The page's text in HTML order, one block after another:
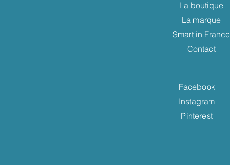
La boutique
La marque
Smart in France
Contact
Facebook
Instagram
Pinterest